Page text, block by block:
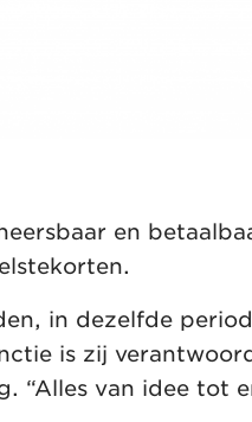
en
in dezelfde
is zij
“Alles van idee tot